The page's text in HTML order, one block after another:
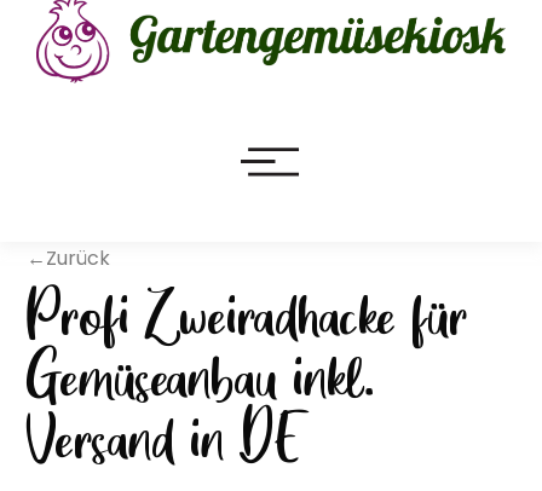
Profi Zweiradhacke für
Gemüseanbau inkl.
Versand in DE
←Zurück